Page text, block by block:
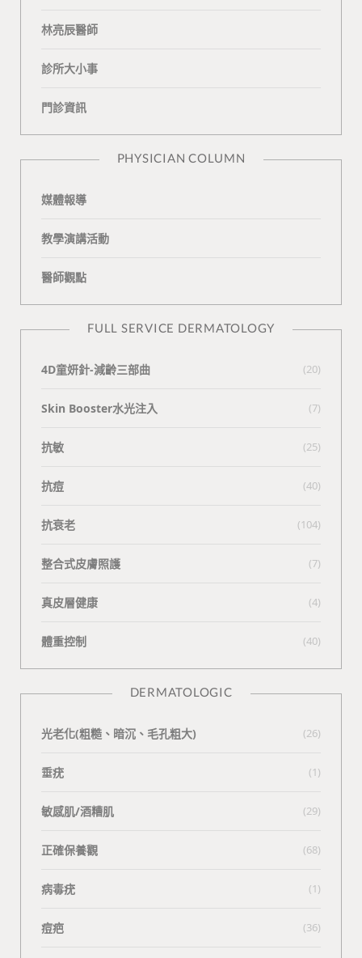
n
e
林亮辰醫師
診所大小事
門診資訊
PHYSICIAN COLUMN
媒體報導
教學演講活動
醫師觀點
FULL SERVICE DERMATOLOGY
4D童妍針-減齡三部曲 (20)
Skin Booster水光注入 (7)
抗敏 (25)
抗痘 (40)
抗衰老 (104)
整合式皮膚照護 (7)
真皮層健康 (4)
體重控制 (40)
DERMATOLOGIC
光老化(粗糙、暗沉、毛孔粗大) (26)
垂疣 (1)
敏感肌/酒糟肌 (29)
正確保養觀 (68)
病毒疣 (1)
痘疤 (36)